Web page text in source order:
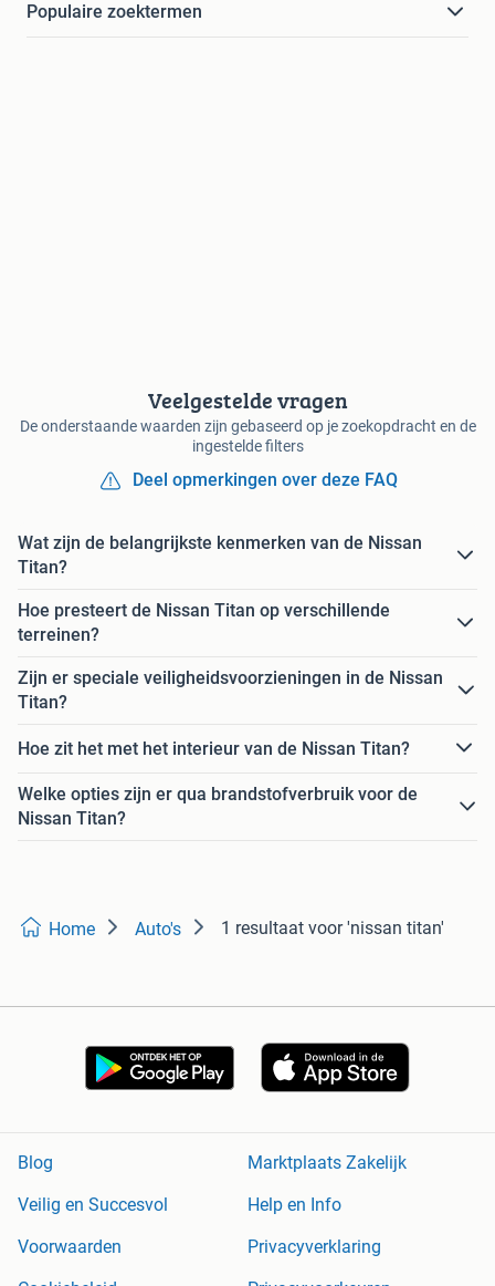
Populaire zoektermen
Veelgestelde vragen
De onderstaande waarden zijn gebaseerd op je zoekopdracht en de
ingestelde filters
Deel opmerkingen over deze FAQ
Wat zijn de belangrijkste kenmerken van de Nissan
Titan?
Hoe presteert de Nissan Titan op verschillende
terreinen?
Zijn er speciale veiligheidsvoorzieningen in de Nissan
Titan?
Hoe zit het met het interieur van de Nissan Titan?
Welke opties zijn er qua brandstofverbruik voor de
Nissan Titan?
Home Auto's 1 resultaat voor 'nissan titan'
Blog
Marktplaats Zakelijk
Veilig en Succesvol
Help en Info
Voorwaarden
Privacyverklaring